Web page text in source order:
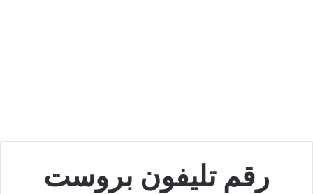
رقم تليفون بروست